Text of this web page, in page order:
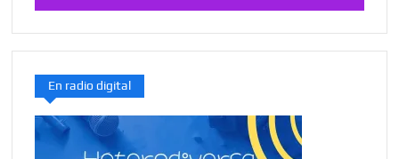
En radio digital